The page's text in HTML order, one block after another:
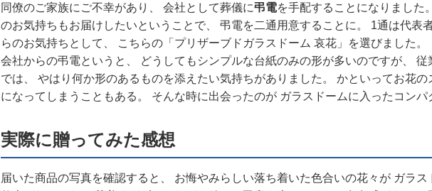
同僚のご家族にご不幸があり、 会社として葬儀に弔電を手配することになりました
のお気持ちもお届けしたいということで、 弔電を二通用意することに。 1通は代表
らのお気持ちとして、 こちらの「プリザーブドガラスドーム 哀花」を選びました。
会社からの弔電というと、 どうしてもシンプルな台紙のみの形が多いのですが、
では、 やはり何か形のあるものを添えたい気持ちがありました。 かといってお花
になってしまうこともある。 そんな時に出会ったのが ガラスドームに入ったコン
実際に贈ってみた感想
届いた商品の写真を確認すると、 お悔やみらしい落ち着いた色合いの花々が ガラ